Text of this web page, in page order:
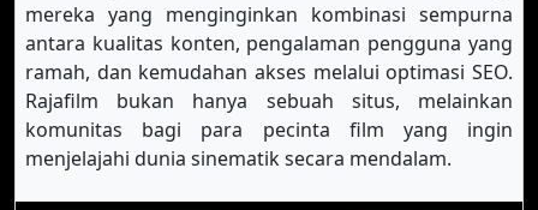
mereka yang menginginkan kombinasi sempurna
antara kualitas konten, pengalaman pengguna yang
ramah, dan kemudahan akses melalui optimasi SEO.
Rajafilm bukan hanya sebuah situs, melainkan
komunitas bagi para pecinta film yang ingin
menjelajahi dunia sinematik secara mendalam.